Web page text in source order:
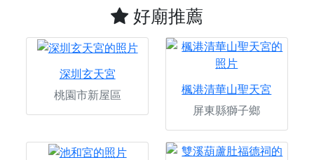
好廟推薦
深圳玄天宮
桃園市新屋區
楓港清華山聖天宮
屏東縣獅子鄉